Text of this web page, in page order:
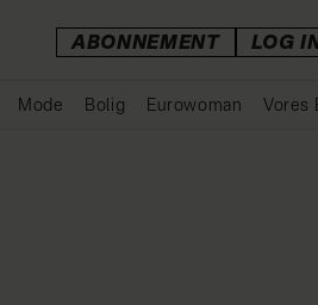
ABONNEMENT LOG
Mode Bolig Eurowoman Vores